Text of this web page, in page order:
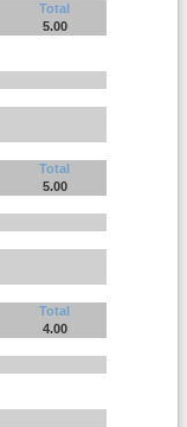
Total
5.00
Total
5.00
Total
4.00